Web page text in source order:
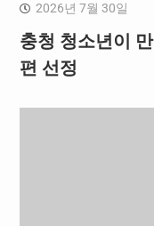
2026년 7월 30일
충청 청소년이
편 선정